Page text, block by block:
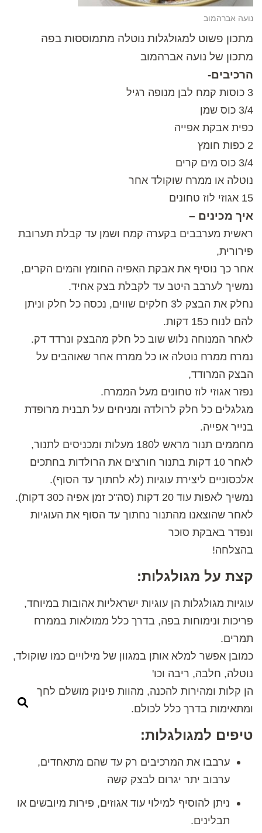
נועה אברהמוב
מתכון פשוט למגולגלות נוטלה מתמוססות בפה
מתכון של נועה אברהמוב
הרכיבים-
3 כוסות קמח לבן מנופה רגיל
3/4 כוס שמן
כפית אבקת אפייה
2 כפות חומץ
3/4 כוס מים קרים
נוטלה או ממרח שוקולד אחר
15 אגוזי לוז טחונים
איך מכינים –
ראשית מערבבים בקערה קמח ושמן עד קבלת תערובת
פירורית,
אחר כך נוסיף את אבקת האפיה החומץ והמים הקרים,
נמשיך לערבב היטב עד לקבלת בצק אחיד.
נחלק את הבצק ל3 חלקים שווים, נכסה כל חלק וניתן
להם לנוח כ15 דקות.
לאחר המנוחה נלוש שוב כל חלק מהבצק ונרדד דק.
נמרח ממרח נוטלה או כל ממרח אחר שאוהבים על
הבצק המרודד,
נפזר אגוזי לוז טחונים מעל הממרח.
מגלגלים כל חלק לרולדה ומניחים על תבנית מרופדת
בנייר אפייה.
מחממים תנור מראש ל180 מעלות ומכניסים לתנור,
לאחר 10 דקות בתנור חורצים את הרולדות בחתכים
אלכסוניים ליצירת עוגיות (לא לחתוך עד הסוף).
נמשיך לאפות עוד 20 דקות (סה"כ זמן אפיה כ30 דקות).
לאחר שהוצאנו מהתנור נחתוך עד הסוף את העוגיות
ונפדר באבקת סוכר
בהצלחה!
קצת על מגולגלות:
עוגיות מגולגלות הן עוגיות ישראליות אהובות במיוחד,
פריכות ונימוחות בפה, בדרך כלל ממולאות בממרח
תמרים.
כמובן אפשר למלא אותן במגוון של מילויים כמו שוקולד,
נוטלה, חלבה, ריבה וכו'
הן קלות ומהירות להכנה, מהוות פינוק מושלם לחך
ומתאימות בדרך כלל לכולם.
טיפים למגולגלות:
ערבבו את המרכיבים רק עד שהם מתאחדים,
ערבוב יתר יגרום לבצק קשה
ניתן להוסיף למילוי עוד אגוזים, פירות מיובשים או
תבלינים.